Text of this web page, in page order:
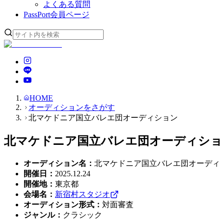
よくある質問
PassPort会員ページ
HOME
オーディションをさがす
北マケドニア国立バレエ団オーディション
北マケドニア国立バレエ団オーディシ
オーディション名 ： 北マケドニア国立バレエ団オーデ
開催日
： 2025.12.24
開催地： 東京都
会場名 ： 新宿村スタジオ
オーディション形式 ： 対面審査
ジャンル： クラシック